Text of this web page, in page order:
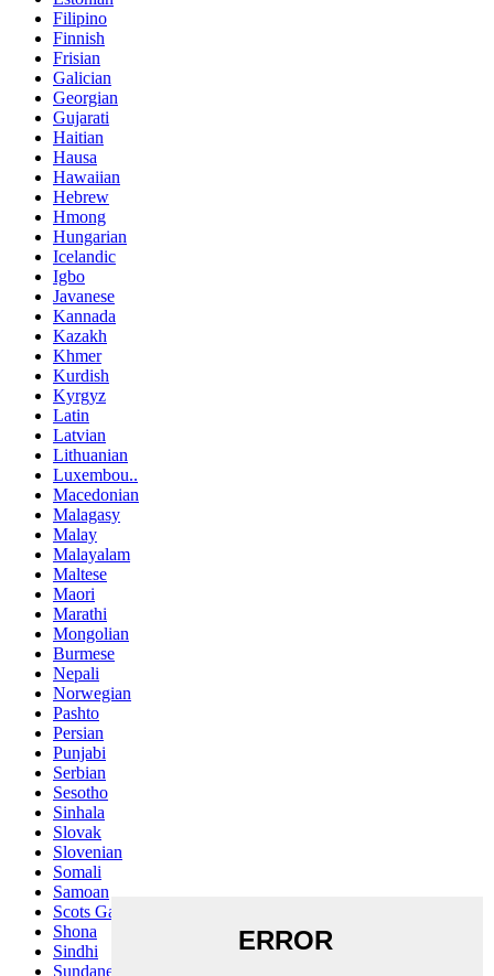
Filipino
Finnish
Frisian
Galician
Georgian
Gujarati
Haitian
Hausa
Hawaiian
Hebrew
Hmong
Hungarian
Icelandic
Igbo
Javanese
Kannada
Kazakh
Khmer
Kurdish
Kyrgyz
Latin
Latvian
Lithuanian
Luxembou..
Macedonian
Malagasy
Malay
Malayalam
Maltese
Maori
Marathi
Mongolian
Burmese
Nepali
Norwegian
Pashto
Persian
Punjabi
Serbian
Sesotho
Sinhala
Slovak
Slovenian
Somali
Samoan
Scots Gaelic
Shona
Sindhi
Sundanese